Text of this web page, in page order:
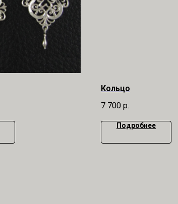
Кольцо
7 700 р.
Подробнее